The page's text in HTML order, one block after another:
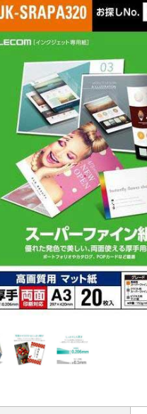
)
ア
1,073 円 (税抜)
1,180 円 (税込)
写真用アートペ
ー 葉書 30枚
QMH30